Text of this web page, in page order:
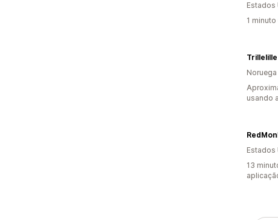
Estados
1
Trillelille
Noruega
usando
Estados
13